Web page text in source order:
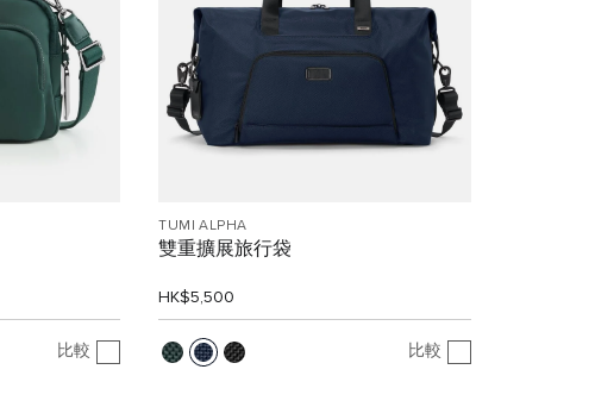
比較
TUMI ALPHA
雙重擴展旅行袋
HK$5,500
比較